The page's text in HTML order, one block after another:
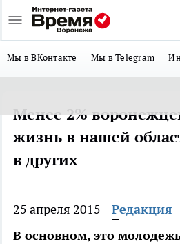
Мы в ВКонтакте Мы в Telegram
Менее 2%
жизнь в нашей
в других
25 апреля 2015
Редакция
В основном, это